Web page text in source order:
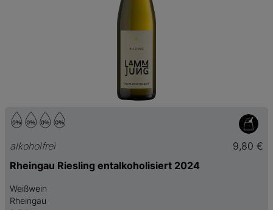
alkoholfrei
9,80 €
Rheingau Riesling entalkoholisiert 2024
Weißwein
Rheingau